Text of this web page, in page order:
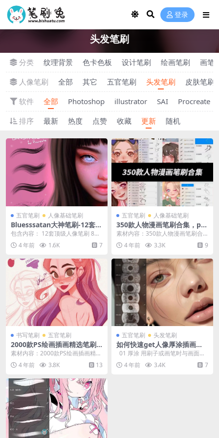
登录
头发笔刷
分类 纹理背景 色卡色板 设计笔刷 绘画笔刷
画笔
人像笔刷
全部 其它 五官笔刷 头发笔刷
皮肤笔刷
软件
全部 Photoshop illustrator SAI
Procreate
排序
最新 热度 点赞 收藏 更新 随机
五官笔刷 人像基础笔刷
Bluesssatan大神笔刷-12套Pr
ocreate顶级人像笔刷+8套人
骤
包含内容： 12套顶级人像笔刷 8套
人像色卡 15个人像绘画视频步骤教
程 36张...
4 年前 1.6K 7
五官笔刷 人像基础笔刷
350款人物漫画笔刷合集，pro
create绘画PS素材笔刷iPad笔
素材内容：350款人物漫画笔刷合
集，好用到爆！ 内容格式：abr、b
rushse...
4 年前 3.3K 9
书写笔刷 五官笔刷
2000款PS绘画插画精选笔刷
合集
素材内容：2000款PS绘画插画精选
笔刷合集 内容格式：笔刷安装包 文
件大小：3...
4 年前 3.8K 13
五官笔刷 头发笔刷
如何快速get人像厚涂插画？1
000款Procreate人像厚涂笔
刷合集已就位！
01 厚涂 用刷子或画笔时与画面的
厚色。这种技巧使画面产生一种肌
理。也可以作...
4 年前 3.4K 7